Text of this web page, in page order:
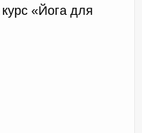
«Йога для